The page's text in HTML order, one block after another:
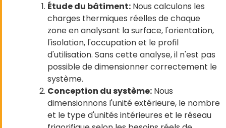
Étude du bâtiment: Nous calculons les
charges thermiques réelles de chaque
zone en analysant la surface, l'orientation,
l'isolation, l'occupation et le profil
d'utilisation. Sans cette analyse, il n'est pas
possible de dimensionner correctement le
système.
Conception du système: Nous
dimensionnons l'unité extérieure, le nombre
et le type d'unités intérieures et le réseau